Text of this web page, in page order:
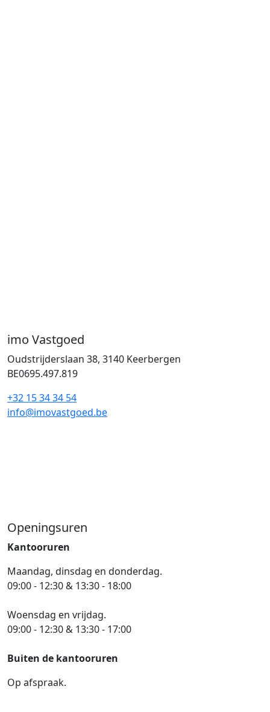
imo Vastgoed
Oudstrijderslaan 38, 3140 Keerbergen
BE0695.497.819
+32 15 34 34 54
info@imovastgoed.be
Openingsuren
Kantooruren
Maandag, dinsdag en donderdag.
09:00 - 12:30 & 13:30 - 18:00
Woensdag en vrijdag.
09:00 - 12:30 & 13:30 - 17:00
Buiten de kantooruren
Op afspraak.